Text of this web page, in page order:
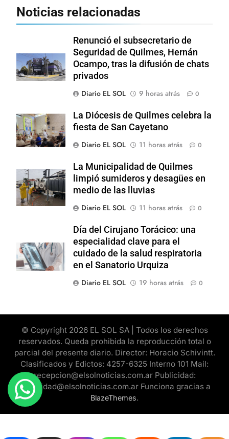
Noticias relacionadas
Renunció el subsecretario de
Seguridad de Quilmes, Hernán
Ocampo, tras la difusión de chats
privados
Diario EL SOL
9 horas atrás 0
La Diócesis de Quilmes celebra la
fiesta de San Cayetano
Diario EL SOL
11 horas atrás 0
La Municipalidad de Quilmes
limpió sumideros y desagües en
medio de las lluvias
Diario EL SOL
11 horas atrás 0
Día del Cirujano Torácico: una
especialidad clave para el
cuidado de la salud respiratoria
en el Sanatorio Urquiza
Diario EL SOL
19 horas atrás 0
© Copyright 2026 EL SOL SA | Todos los derechos
reservados. Queda prohibida la reproducción total o
parcial del presente diario. Director: Horacio Schivintt.
Clasificados y Edictos: 4257-6325 Interno 101 Mail:
recepcion@elsolnoticias.com.ar Publicidad:
publicidad@elsolnoticias.com.ar Funciona gracias a
BlazeThemes.